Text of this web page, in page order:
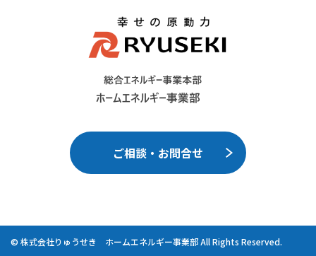
ご相談・お問合せ
© 株式会社りゅうせき ホームエネルギー事業部 All Rights Reserved.